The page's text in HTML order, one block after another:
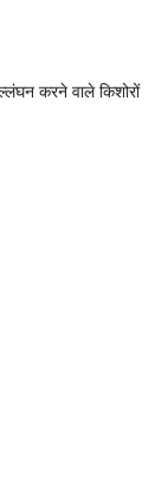
करने वाले किशोरों